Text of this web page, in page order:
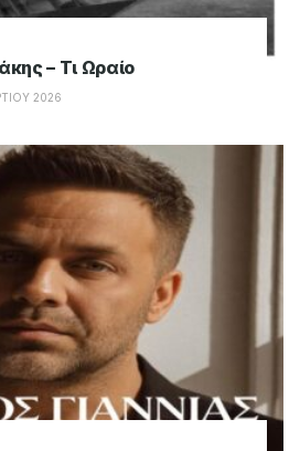
– Τι Ωραίο
2026